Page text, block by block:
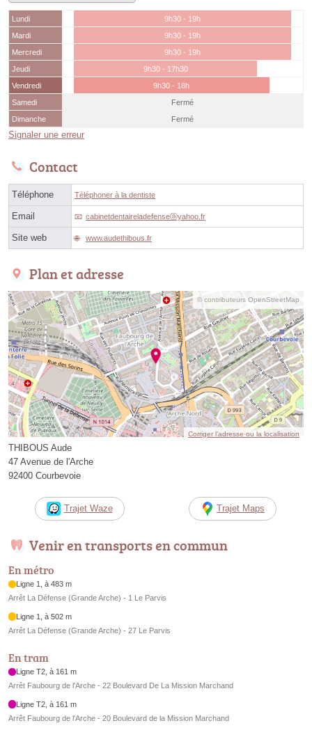
Lundi
9h30 - 19h
Mardi
9h30 - 19h
Mercredi
9h30 - 19h
Jeudi
9h30 - 17h30
Vendredi
9h30 - 18h
Samedi
Fermé
Dimanche
Fermé
Signaler une erreur
Contact
Téléphone Téléphoner à la dentiste
Email cabinetdentaireladefenseⓐyahoo.fr
Site web www.audethibous.fr
Plan et adresse
© contributeurs OpenStreetMap
Corriger l’adresse ou la localisation
THIBOUS Aude
47 Avenue de l'Arche
92400 Courbevoie
Trajet Waze Trajet Maps
Venir en transports en commun
En métro
Ligne 1, à 483 m
Arrêt La Défense (Grande Arche) - 1 Le Parvis
Ligne 1, à 502 m
Arrêt La Défense (Grande Arche) - 27 Le Parvis
En tram
Ligne T2, à 161 m
Arrêt Faubourg de l'Arche - 22 Boulevard De La Mission Marchand
Ligne T2, à 161 m
Arrêt Faubourg de l'Arche - 20 Boulevard de la Mission Marchand